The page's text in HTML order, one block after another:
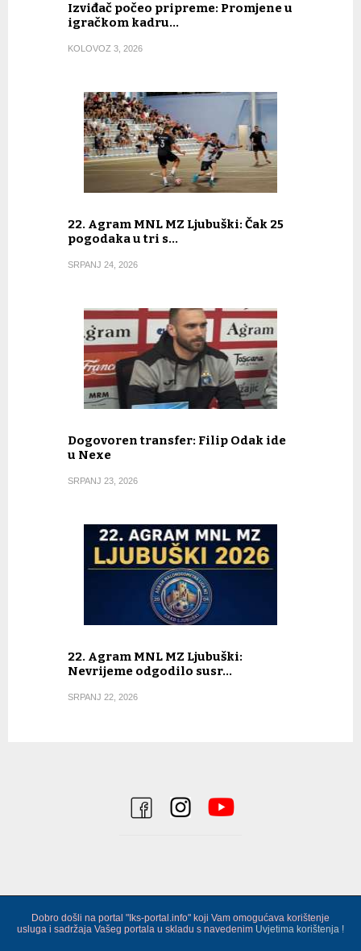
Izviđač počeo pripreme: Promjene u
igračkom kadru…
KOLOVOZ 3, 2026
22. Agram MNL MZ Ljubuški: Čak 25
pogodaka u tri s…
SRPANJ 24, 2026
Dogovoren transfer: Filip Odak ide
u Nexe
SRPANJ 23, 2026
22. Agram MNL MZ Ljubuški:
Nevrijeme odgodilo susr…
SRPANJ 22, 2026
Dobro došli na portal "Iks-portal.info" koji Vam omogućava korištenje
usluga i sadržaja Vašeg portala u skladu s navedenim Uvjetima korištenja !